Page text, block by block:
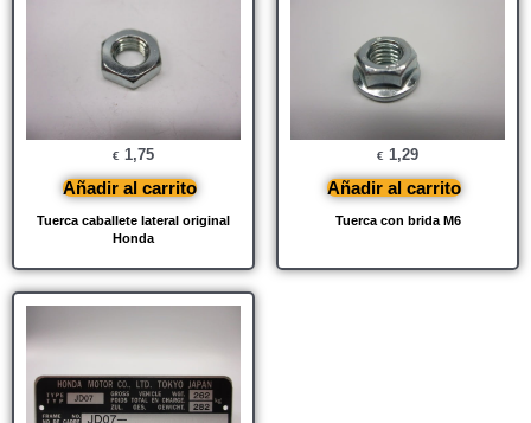
Tuerca caballete lateral original
Honda
€ 1,75
Añadir al carrito
Tuerca con brida M6
€ 1,29
Añadir al carrito